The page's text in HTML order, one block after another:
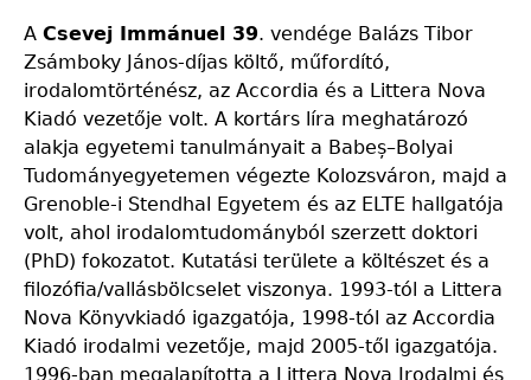
A Csevej Immánuel 39. vendége Balázs Tibor
Zsámboky János-díjas költő, műfordító,
irodalomtörténész, az Accordia és a Littera Nova
Kiadó vezetője volt. A kortárs líra meghatározó
alakja egyetemi tanulmányait a Babeș–Bolyai
Tudományegyetemen végezte Kolozsváron, majd a
Grenoble-i Stendhal Egyetem és az ELTE hallgatója
volt, ahol irodalomtudományból szerzett doktori
(PhD) fokozatot. Kutatási területe a költészet és a
filozófia/vallásbölcselet viszonya. 1993-tól a Littera
Nova Könyvkiadó igazgatója, 1998-tól az Accordia
Kiadó irodalmi vezetője, majd 2005-től igazgatója.
1996-ban megalapította a Littera Nova Irodalmi és